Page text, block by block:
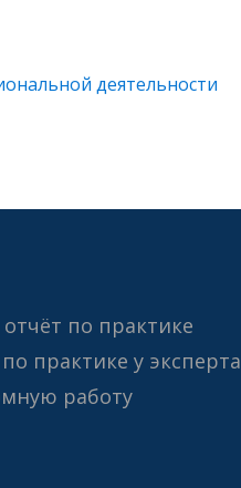
деятельности
по практике
практике у эксперта
работу